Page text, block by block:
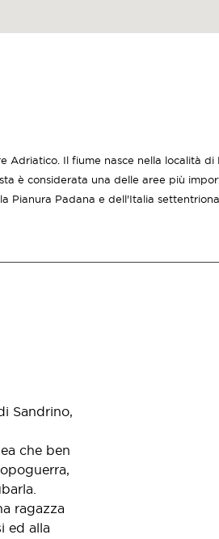
Adriatico. Il fiume nasce nella località
è considerata una delle aree più
Pianura Padana e dell'Italia
Sandrino,
che ben
ragazza
ed alla